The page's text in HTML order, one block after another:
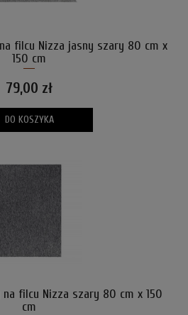
filcu Nizza jasny szary 80 cm x
150 cm
79,00 zł
DO KOSZYKA
na filcu Nizza szary 80 cm x 150
cm